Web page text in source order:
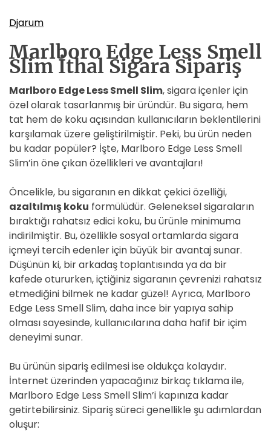
Djarum
Marlboro Edge Less Smell
Slim İthal Sigara Sipariş
Marlboro Edge Less Smell Slim, sigara içenler için
özel olarak tasarlanmış bir üründür. Bu sigara, hem
tat hem de koku açısından kullanıcıların beklentilerini
karşılamak üzere geliştirilmiştir. Peki, bu ürün neden
bu kadar popüler? İşte, Marlboro Edge Less Smell
Slim’in öne çıkan özellikleri ve avantajları!
Öncelikle, bu sigaranın en dikkat çekici özelliği,
azaltılmış koku formülüdür. Geleneksel sigaraların
bıraktığı rahatsız edici koku, bu ürünle minimuma
indirilmiştir. Bu, özellikle sosyal ortamlarda sigara
içmeyi tercih edenler için büyük bir avantaj sunar.
Düşünün ki, bir arkadaş toplantısında ya da bir
kafede otururken, içtiğiniz sigaranın çevrenizi rahatsız
etmediğini bilmek ne kadar güzel! Ayrıca, Marlboro
Edge Less Smell Slim, daha ince bir yapıya sahip
olması sayesinde, kullanıcılarına daha hafif bir içim
deneyimi sunar.
Bu ürünün sipariş edilmesi ise oldukça kolaydır.
İnternet üzerinden yapacağınız birkaç tıklama ile,
Marlboro Edge Less Smell Slim’i kapınıza kadar
getirtebilirsiniz. Sipariş süreci genellikle şu adımlardan
oluşur: